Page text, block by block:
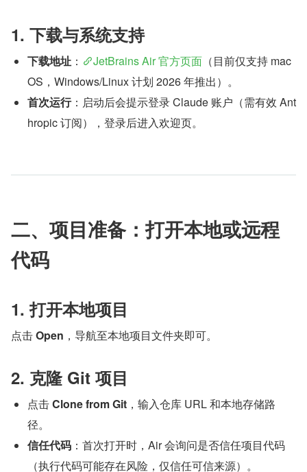
1. 下载与系统支持
下载地址 ： JetBrains Air 官方页面 （目前仅支持 mac
OS，Windows/Linux 计划 2026 年推出）。
首次运行：启动后会提示登录 Claude 账户（需有效 Ant
hropic 订阅），登录后进入欢迎页。
二、项目准备：打开本地或远程
代码
1. 打开本地项目
点击 Open ，导航至本地项目文件夹即可。
2. 克隆 Git 项目
点击 Clone from Git ，输入仓库 URL 和本地存储路
径。
信任代码 ：首次打开时，Air 会询问是否信任项目代码
（执行代码可能存在风险，仅信任可信来源）。